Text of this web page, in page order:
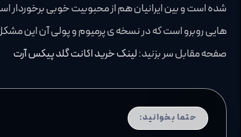
شده است و بین ایرانیان هم از محبوبیت خوبی برخوردار
هایی روبرو است که در نسخه ی پرمیوم و پولی آن این
صفحه مقابل سر بزنید:لینک خرید اکانت گلد پیکس آرت
حتما بخوانید: